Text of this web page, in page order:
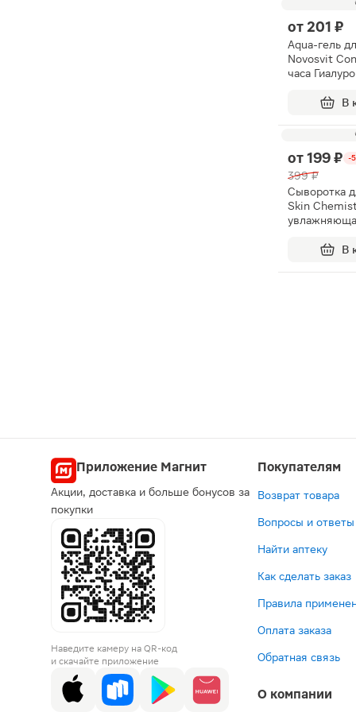
от 201 ₽
Aqua-гель
Novosvit
часа
В
от199 ₽ -
399 ₽
Сыворотка
Skin
В
Приложение Магнит
Акции, доставка и больше бонусов за
покупки
Наведите камеру на QR-код
и скачайте приложение
Покупателям
Возврат товара
Вопросы и ответы
Найти аптеку
Как сделать заказ
Правила
Оплата заказа
Обратная связь
О компании